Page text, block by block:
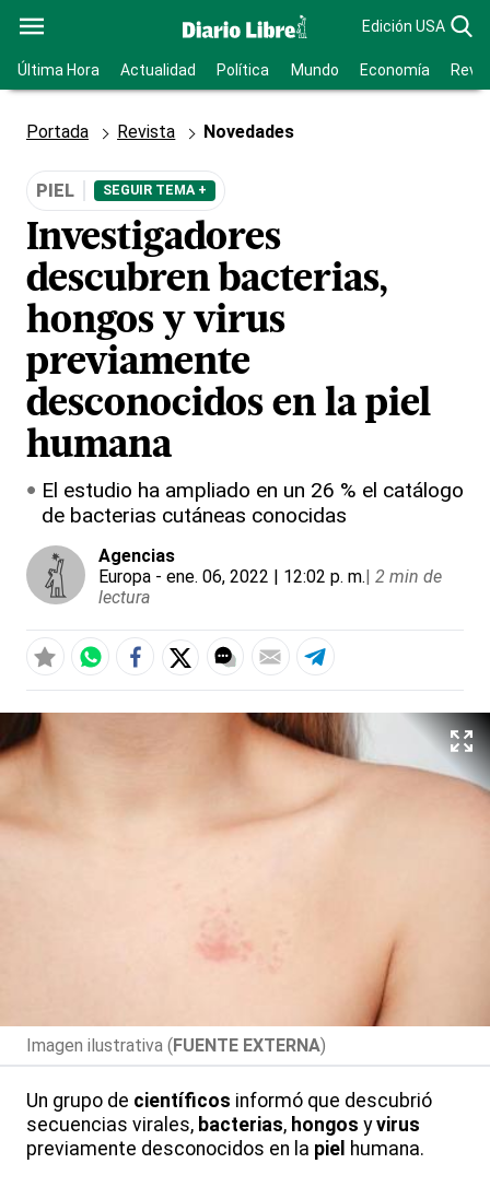
Edición USA
Última Hora Actualidad Política Mundo Economía
Portada Revista Novedades
PIEL SEGUIR TEMA +
Investigadores
descubren bacterias,
hongos y virus
previamente
desconocidos en la piel
humana
El estudio ha ampliado en un 26 % el catálogo
de bacterias cutáneas conocidas
Agencias
Europa - ene. 06, 2022 | 12:02 p. m.| 2 min de
lectura
Imagen ilustrativa (FUENTE EXTERNA)
Un grupo de científicos informó que descubrió
secuencias virales, bacterias, hongos yvirus
previamente desconocidos en la piel humana.